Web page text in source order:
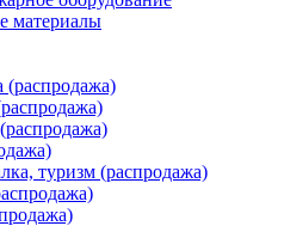
материалы
(распродажа)
туризм (распродажа)